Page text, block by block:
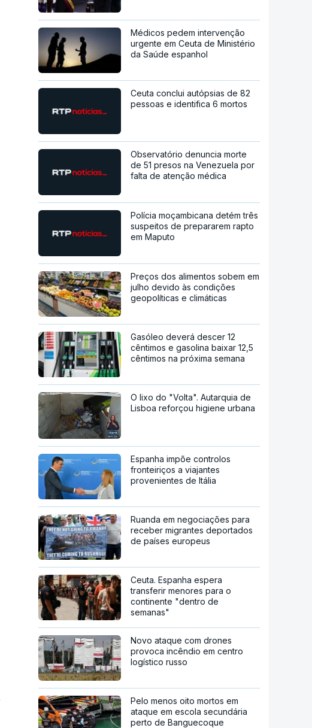
Médicos pedem intervenção
urgente em Ceuta de Ministério
da Saúde espanhol
Ceuta conclui autópsias de 82
pessoas e identifica 6 mortos
Observatório denuncia morte
de 51 presos na Venezuela por
falta de atenção médica
Polícia moçambicana detém três
suspeitos de prepararem rapto
em Maputo
Preços dos alimentos sobem em
julho devido às condições
geopolíticas e climáticas
Gasóleo deverá descer 12
cêntimos e gasolina baixar 12,5
cêntimos na próxima semana
O lixo do "Volta". Autarquia de
Lisboa reforçou higiene urbana
Espanha impõe controlos
fronteiriços a viajantes
provenientes de Itália
Ruanda em negociações para
receber migrantes deportados
de países europeus
Ceuta. Espanha espera
transferir menores para o
continente "dentro de
semanas"
Novo ataque com drones
provoca incêndio em centro
logístico russo
Pelo menos oito mortos em
ataque em escola secundária
perto de Banguecoque